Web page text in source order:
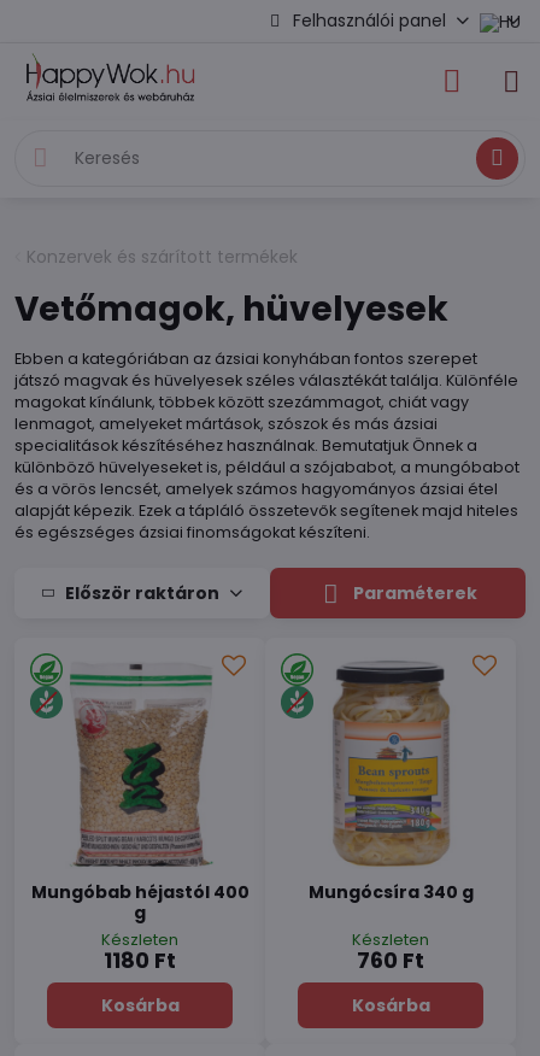
Felhasználói panel
Keresés
Konzervek és szárított termékek
Vetőmagok, hüvelyesek
Ebben a kategóriában az ázsiai konyhában fontos szerepet
játszó magvak és hüvelyesek széles választékát találja. Különféle
magokat kínálunk, többek között szezámmagot, chiát vagy
lenmagot, amelyeket mártások, szószok és más ázsiai
specialitások készítéséhez használnak. Bemutatjuk Önnek a
különböző hüvelyeseket is, például a szójababot, a mungóbabot
és a vörös lencsét, amelyek számos hagyományos ázsiai étel
alapját képezik. Ezek a tápláló összetevők segítenek majd hiteles
és egészséges ázsiai finomságokat készíteni.
Először raktáron Paraméterek
Mungóbab héjastól 400
g
Készleten
1180 Ft
Kosárba
Mungócsíra 340 g
Készleten
760 Ft
Kosárba